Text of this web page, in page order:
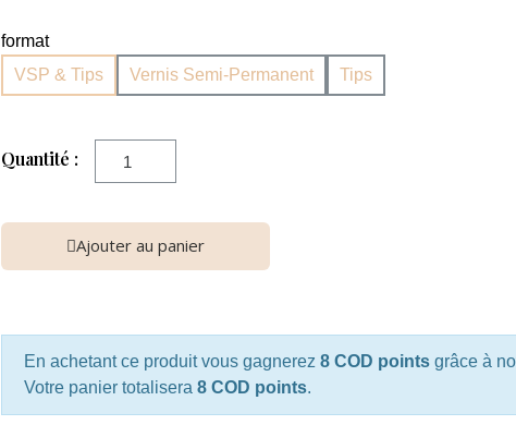
format
VSP & Tips
Vernis Semi-Permanent Tips
Quantité :
Ajouter au panier
En achetant ce produit vous gagnerez 8 COD pointsgrâce à
Votre panier totalisera 8 COD points.